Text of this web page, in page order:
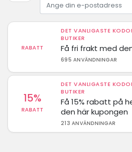
RABATT
DET VANLIGASTE
BUTIKER
Få fri frakt med
695 ANVÄNDNINGAR
15%
RABATT
DET VANLIGASTE
BUTIKER
Få 15% rabatt på
den här kupongen
213 ANVÄNDNINGAR